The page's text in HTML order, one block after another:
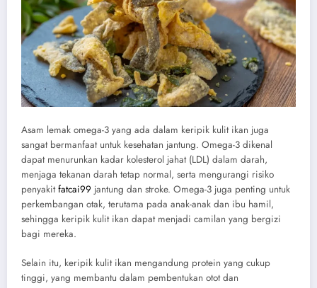
Asam lemak omega-3 yang ada dalam keripik kulit ikan juga
sangat bermanfaat untuk kesehatan jantung. Omega-3 dikenal
dapat menurunkan kadar kolesterol jahat (LDL) dalam darah,
menjaga tekanan darah tetap normal, serta mengurangi risiko
penyakitfatcai99 jantung dan stroke. Omega-3 juga penting untuk
perkembangan otak, terutama pada anak-anak dan ibu hamil,
sehingga keripik kulit ikan dapat menjadi camilan yang bergizi
bagi mereka.
Selain itu, keripik kulit ikan mengandung protein yang cukup
tinggi, yang membantu dalam pembentukan otot dan